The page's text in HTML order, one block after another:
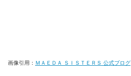
画像引用： ＭＡＥＤＡ ＳＩＳＴＥＲＳ 公式ブログ